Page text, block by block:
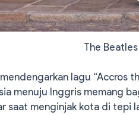
The
lagu “Accros
menuju Inggris memang
saat menginjak kota di tepi